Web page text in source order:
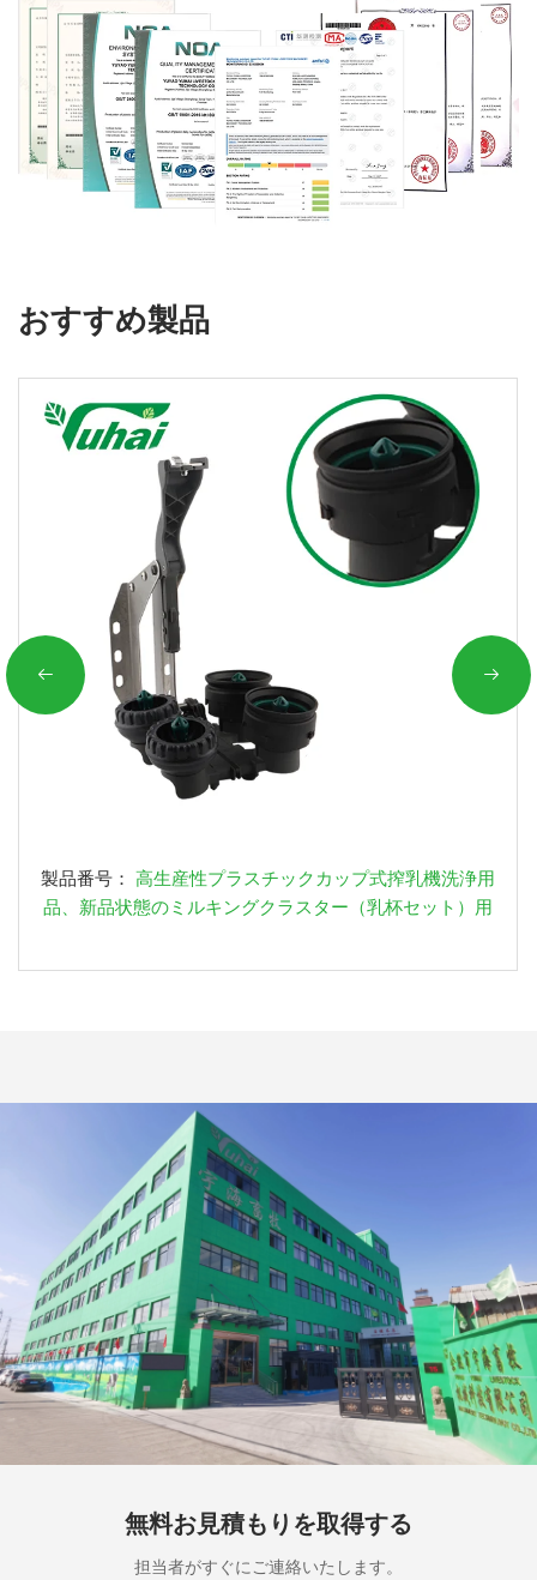
おすすめ製品
製品番号： 高生産性プラスチックカップ式搾乳機洗浄用
品、新品状態のミルキングクラスター（乳杯セット）用
無料お見積もりを取得する
担当者がすぐにご連絡いたします。